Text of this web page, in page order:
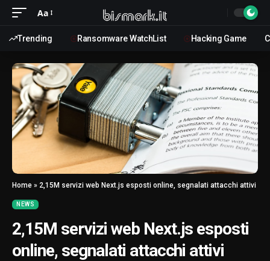
Aa
Trending Ransomware WatchList Hacking Game
Home » 2,15M servizi web Next.js esposti online, segnalati attacchi attivi
NEWS
2,15M servizi web Next.js esposti
online, segnalati attacchi attivi